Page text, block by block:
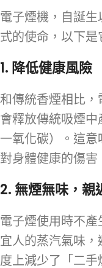
電子煙機，自誕
式的使命，以下是
1. 降低健康風險
和傳統香煙相比
會釋放傳統吸煙中
一氧化碳）。這
對身體健康的傷害
2.無煙無味，親
電子煙使用時不
宜人的蒸汽氣味
度上減少了「二手